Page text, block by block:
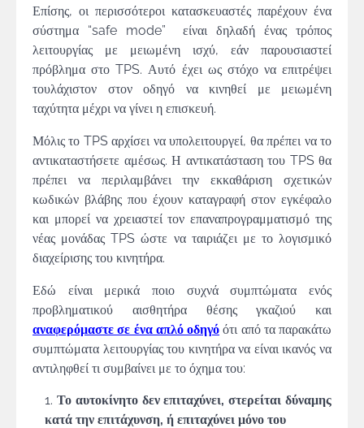
Επίσης, οι περισσότεροι κατασκευαστές παρέχουν ένα
σύστημα “safe mode” είναι δηλαδή ένας τρόπος
λειτουργίας με μειωμένη ισχύ, εάν παρουσιαστεί
πρόβλημα στο TPS. Αυτό έχει ως στόχο να επιτρέψει
τουλάχιστον στον οδηγό να κινηθεί με μειωμένη
ταχύτητα μέχρι να γίνει η επισκευή.
Μόλις το TPS αρχίσει να υπολειτουργεί, θα πρέπει να το
αντικαταστήσετε αμέσως. Η αντικατάσταση του TPS θα
πρέπει να περιλαμβάνει την εκκαθάριση σχετικών
κωδικών βλάβης που έχουν καταγραφή στον εγκέφαλο
και μπορεί να χρειαστεί τον επαναπρογραμματισμό της
νέας μονάδας TPS ώστε να ταιριάζει με το λογισμικό
διαχείρισης του κινητήρα.
Εδώ είναι μερικά ποιο συχνά συμπτώματα ενός
προβληματικού αισθητήρα θέσης γκαζιού και
αναφερόμαστε σε ένα απλό οδηγό ότι από τα παρακάτω
συμπτώματα λειτουργίας του κινητήρα να είναι ικανός να
αντιληφθεί τι συμβαίνει με το όχημα του:
Το αυτοκίνητο δεν επιταχύνει, στερείται δύναμης
κατά την επιτάχυνση, ή επιταχύνει μόνο του